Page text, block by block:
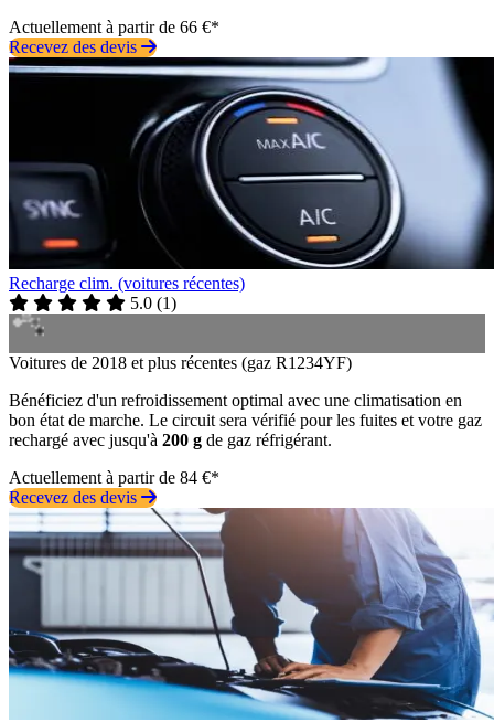
Actuellement à partir de 66 €*
Recevez des devis
Recharge clim. (voitures récentes)
5.0 (1)
Voitures de 2018 et plus récentes (gaz R1234YF)
Bénéficiez d'un refroidissement optimal avec une climatisation en
bon état de marche. Le circuit sera vérifié pour les fuites et votre gaz
rechargé avec jusqu'à 200 g de gaz réfrigérant.
Actuellement à partir de 84 €*
Recevez des devis